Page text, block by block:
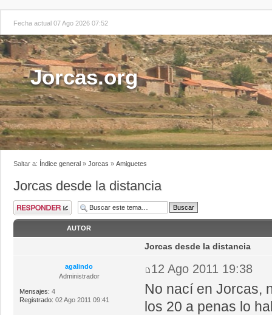
Fecha actual 07 Ago 2026 07:52
Jorcas.org
Saltar a: Índice general » Jorcas » Amiguetes
Jorcas desde la distancia
AUTOR
agalindo
Administrador
Mensajes: 4
Registrado: 02 Ago 2011 09:41
Jorcas desde la distancia
12 Ago 2011 19:38
No nací en Jorcas,
los 20 a penas lo